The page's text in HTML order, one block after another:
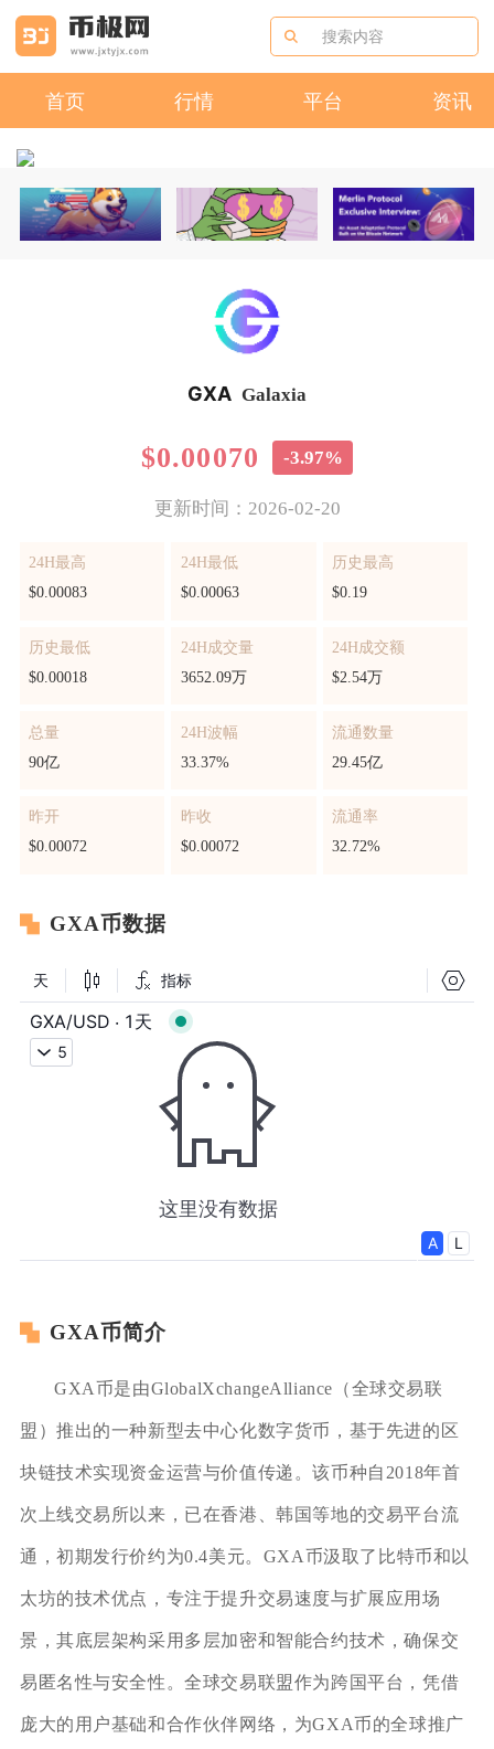
首页 行情 平台 资讯
GXA Galaxia
$0.00070 -3.97%
更新时间：2026-02-20
24H最高
$0.00083
24H最低
$0.00063
历史最高
$0.19
历史最低
$0.00018
24H成交量
3652.09万
24H成交额
$2.54万
总量
90亿
24H波幅
33.37%
流通数量
29.45亿
昨开
$0.00072
昨收
$0.00072
流通率
32.72%
GXA币数据
GXA币简介
GXA币是由GlobalXchangeAlliance（全球交易联
盟）推出的一种新型去中心化数字货币，基于先进的区
块链技术实现资金运营与价值传递。该币种自2018年首
次上线交易所以来，已在香港、韩国等地的交易平台流
通，初期发行价约为0.4美元。GXA币汲取了比特币和以
太坊的技术优点，专注于提升交易速度与扩展应用场
景，其底层架构采用多层加密和智能合约技术，确保交
易匿名性与安全性。全球交易联盟作为跨国平台，凭借
庞大的用户基础和合作伙伴网络，为GXA币的全球推广